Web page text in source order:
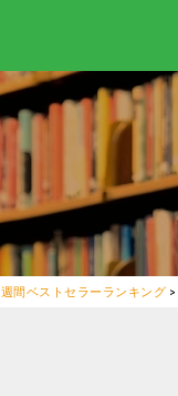
週間ベストセラーランキング >